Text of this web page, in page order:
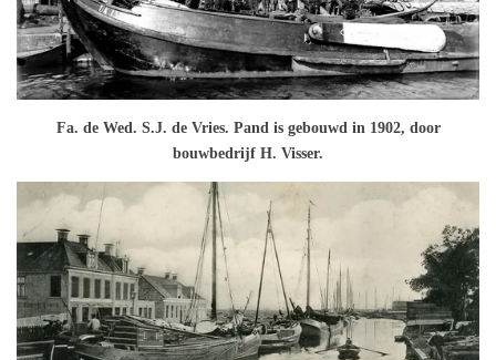
Fa. de Wed. S.J. de Vries. Pand is gebouwd in 1902, door
bouwbedrijf H. Visser.